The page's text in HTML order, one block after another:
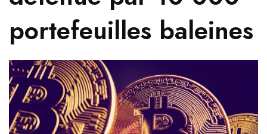
portefeuilles baleines